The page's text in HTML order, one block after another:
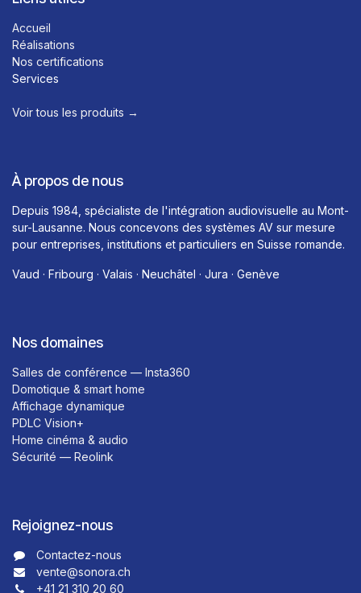
Accueil
Réalisations
Nos certifications
Services
Voir tous les produits →​
À propos de nous
Depuis 1984, spécialiste de l'intégration audiovisuelle au Mont-
sur-Lausanne. Nous concevons des systèmes AV sur mesure
pour entreprises, institutions et particuliers en Suisse romande.
Vaud · Fribourg · Valais · Neuchâtel · Jura · Genève
Nos domaines
Salles de conférence — Insta360
Domotique & smart home
Affichage dynamique
PDLC Vision+
Home cinéma & audio
Sécurité — Reolink
Rejoignez-nous
Contactez-nous​​
vente@sonora.ch
+41 21 310 20 60